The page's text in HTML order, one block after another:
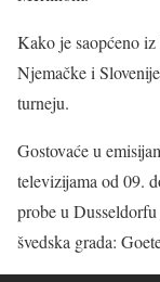
Kako je saopćeno
Njemačke i
turneju.
Gostovaće u
televizijama od 09.
probe u
švedska grada: